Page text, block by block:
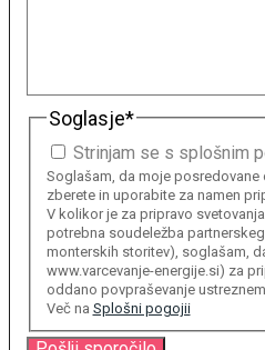
Soglasje*
Strinjam se s splošnim
Soglašam, da moje
zberete in uporabite za namen
V kolikor je za pripravo
potrebna soudeležba
monterskih storitev), soglašam,
www.varcevanje-energije.si) za
oddano povpraševanje
Več na Splošni pogojii